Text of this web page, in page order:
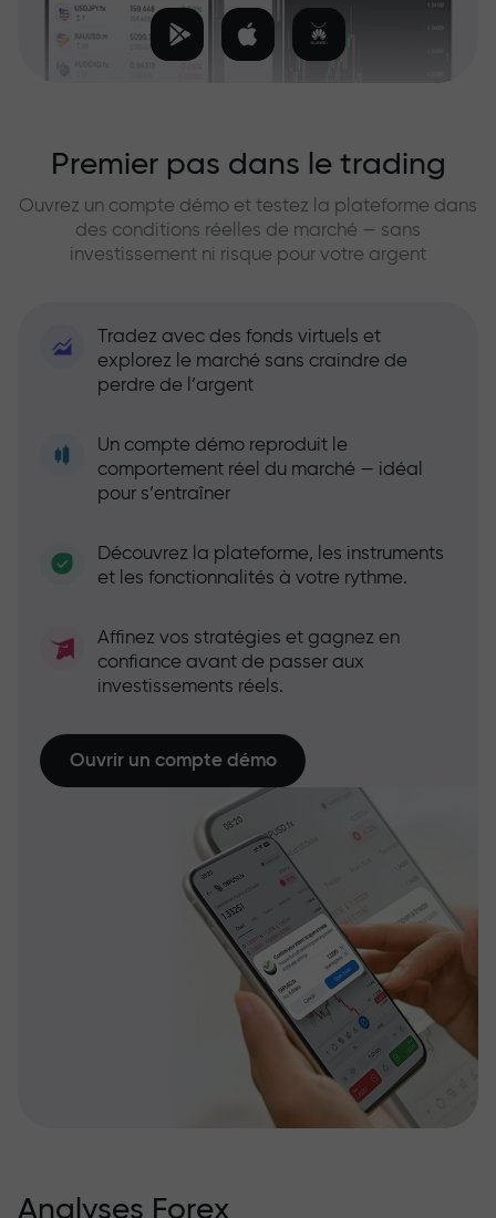
Premier pas dans le trading
Ouvrez un compte démo et testez la plateforme dans
des conditions réelles de marché — sans
investissement ni risque pour votre argent
Tradez avec des fonds virtuels et
explorez le marché sans craindre de
perdre de l’argent
Un compte démo reproduit le
comportement réel du marché — idéal
pour s’entraîner
Découvrez la plateforme, les instruments
et les fonctionnalités à votre rythme.
Affinez vos stratégies et gagnez en
confiance avant de passer aux
investissements réels.
Ouvrir un compte démo
Analyses Forex